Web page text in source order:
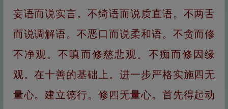
妄语而说实言。不绮语而说质直语。不两舌
而说调解语。不恶口而说柔和语。不贪而修
不净观。不嗔而修慈悲观。不痴而修因缘
观。在十善的基础上。进一步严格实施四无
量心。建立德行。修四无量心。首先得起动